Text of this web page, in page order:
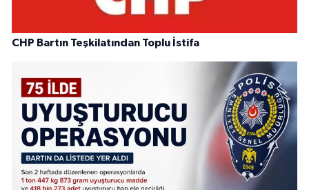
CHP Bartın Teşkilatından Toplu İstifa